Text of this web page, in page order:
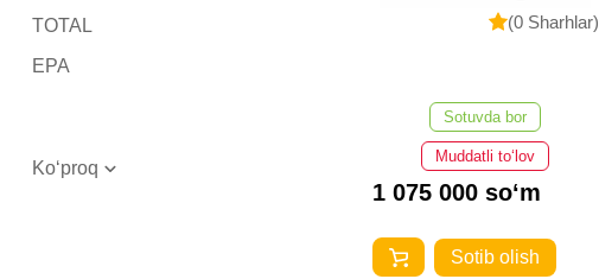
TOTAL
EPA
Ko‘proq
(0 Sharhlar)
Sotuvda bor
Muddatli to‘lov
1 075 000 so‘m
Sotib olish